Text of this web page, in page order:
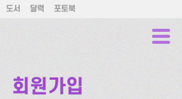
도서 달력 포토북
회원가입